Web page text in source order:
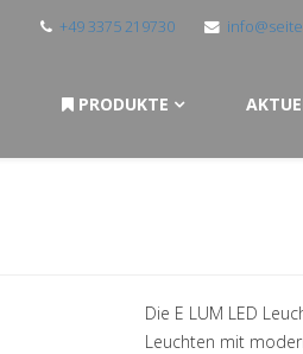
+49 3375 219730
PRODUKTE
Die E LUM LED
Leuchten mit